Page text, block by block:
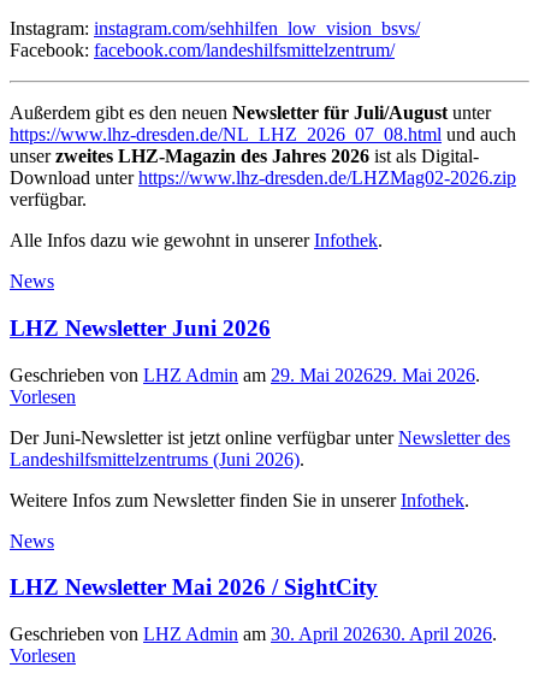
Instagram: instagram.com/sehhilfen_low_vision_bsvs/
Facebook: facebook.com/landeshilfsmittelzentrum/
Außerdem gibt es den neuen Newsletter für Juli/August unter
https://www.lhz-dresden.de/NL_LHZ_2026_07_08.html und auch
unserzweites LHZ-Magazin des Jahres 2026 ist als Digital-
Download unterhttps://www.lhz-dresden.de/LHZMag02-2026.zip
verfügbar.
Alle Infos dazu wie gewohnt in unsererInfothek.
News
LHZ Newsletter Juni 2026
Geschrieben von LHZ Admin am 29. Mai 202629. Mai 2026.
Vorlesen
Der Juni-Newsletter ist jetzt online verfügbar unterNewsletter des
Landeshilfsmittelzentrums (Juni 2026).
Weitere Infos zum Newsletter finden Sie in unsererInfothek.
News
LHZ Newsletter Mai 2026 / SightCity
Geschrieben von LHZ Admin am 30. April 202630. April 2026.
Vorlesen